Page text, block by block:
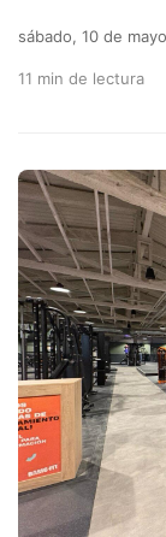
sábado, 10 de
11 min de lectura